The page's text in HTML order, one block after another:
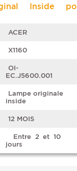
Inside
ACER
X1160
OI-
EC.J5600.001
Lampe originale
inside
12 MOIS
Entre 2 et 10
jours